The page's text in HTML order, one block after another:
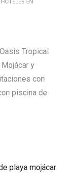
HOTELES EN
Tropical
y
con
piscina de